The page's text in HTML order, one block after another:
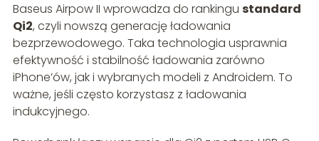
Baseus Airpow II wprowadza do rankingu standard
Qi2, czyli nowszą generację ładowania
bezprzewodowego. Taka technologia usprawnia
efektywność i stabilność ładowania zarówno
iPhone’ów, jak i wybranych modeli z Androidem. To
ważne, jeśli często korzystasz z ładowania
indukcyjnego.